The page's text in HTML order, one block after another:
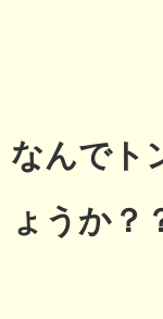
なんでト
ょうか？